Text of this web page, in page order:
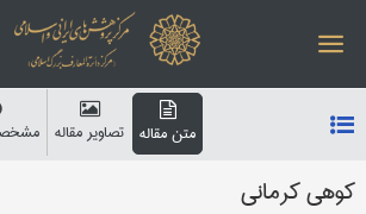
متن مقاله تصاویر مقاله
کوهی کرمانی